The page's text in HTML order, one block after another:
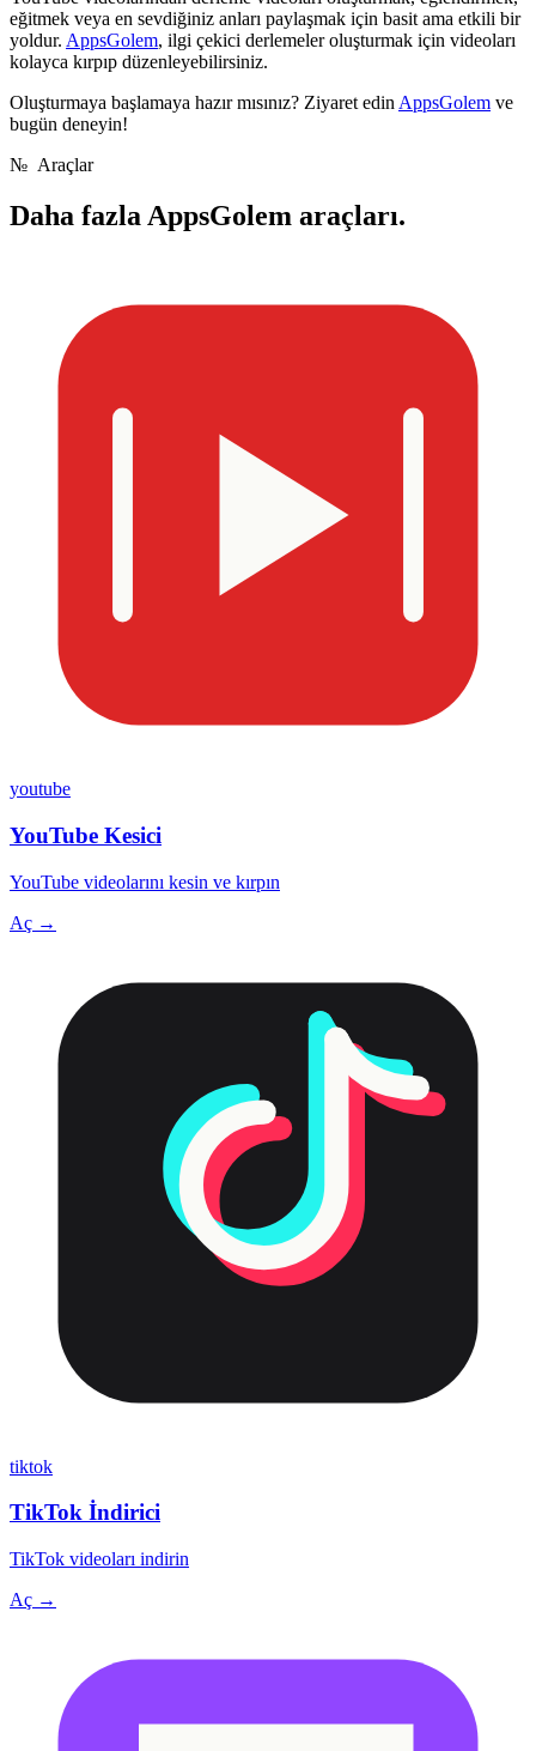
eğitmek veya en sevdiğiniz anları paylaşmak için basit ama etkili bir
yoldur. AppsGolem, ilgi çekici derlemeler oluşturmak için videoları
kolayca kırpıp düzenleyebilirsiniz.
Oluşturmaya başlamaya hazır mısınız? Ziyaret edin AppsGolem ve
bugün deneyin!
№ Araçlar
Daha fazlaAppsGolem araçları.
youtube
YouTube Kesici
YouTube videolarını kesin ve kırpın
Aç →
tiktok
TikTok İndirici
TikTok videoları indirin
Aç →